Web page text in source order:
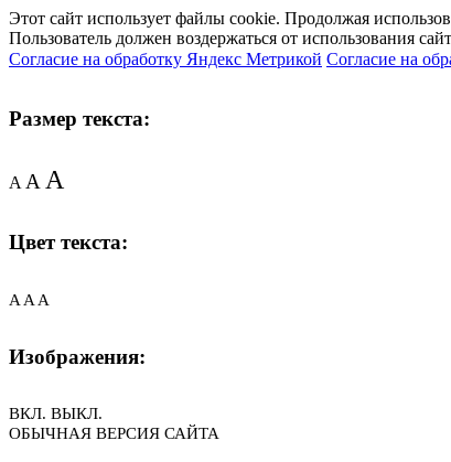
Этот сайт использует файлы cookie. Продолжая
Пользователь должен воздержаться от использования
Согласие на обработку Яндекс Метрикой Согласие на
Размер текста:
AAA
Цвет текста:
A A A
Изображения:
ВКЛ. ВЫКЛ.
ОБЫЧНАЯ ВЕРСИЯ САЙТА